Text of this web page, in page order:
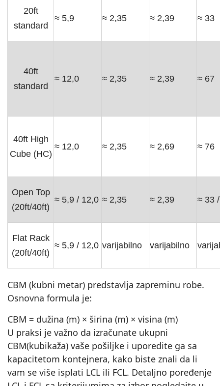
20ft
standard
≈ 5,9 ≈ 2,35 ≈ 2,39 ≈ 33
40ft
standard
≈ 12,0 ≈ 2,35 ≈ 2,39 ≈ 67
40ft High
Cube (HC)
≈ 12,0 ≈ 2,35 ≈ 2,69 ≈ 76
Open Top
(20ft/40ft)
≈ 5,9 / 12,0 ≈ 2,35 ≈ 2,39 ≈ 33
Flat Rack
(20ft/40ft)
≈ 5,9 / 12,0 varijabilno varijabilno
CBM (kubni metar) predstavlja zapreminu robe.
Osnovna formula je:
CBM = dužina (m) × širina (m) × visina (m)
U praksi je važno da izračunate ukupni
CBM(kubikaža) vaše pošiljke i uporedite ga sa
kapacitetom kontejnera, kako biste znali da li
vam se više isplati LCL ili FCL. Detaljno poređenje